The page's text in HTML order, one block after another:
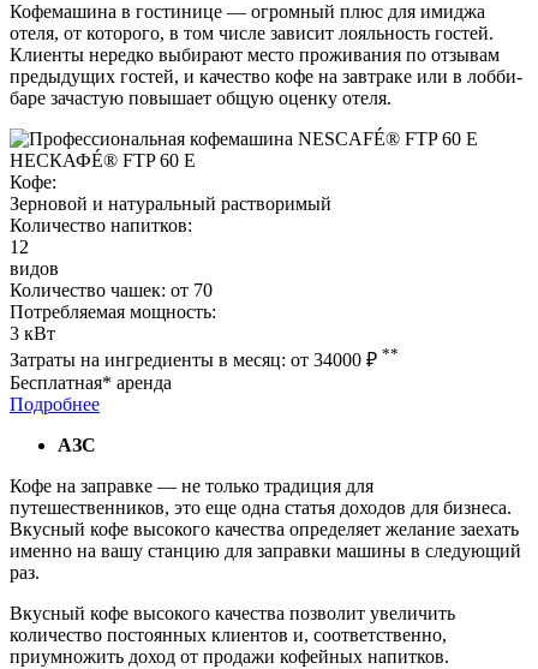
Кофемашина в гостинице — огромный плюс для имиджа
отеля, от которого, в том числе зависит лояльность гостей.
Клиенты нередко выбирают место проживания по отзывам
предыдущих гостей, и качество кофе на завтраке или в лобби-
баре зачастую повышает общую оценку отеля.
НЕСКАФÉ® FTP 60 E
Кофе:
Зерновой и натуральный растворимый
Количество напитков:
12
видов
Количество чашек: от 70
Потребляемая мощность:
3 кВт
Затраты на ингредиенты в месяц: от 34000 ₽ **
Бесплатная* аренда
Подробнее
АЗС
Кофе на заправке — не только традиция для
путешественников, это еще одна статья доходов для бизнеса.
Вкусный кофе высокого качества определяет желание заехать
именно на вашу станцию для заправки машины в следующий
раз.
Вкусный кофе высокого качества позволит увеличить
количество постоянных клиентов и, соответственно,
приумножить доход от продажи кофейных напитков.